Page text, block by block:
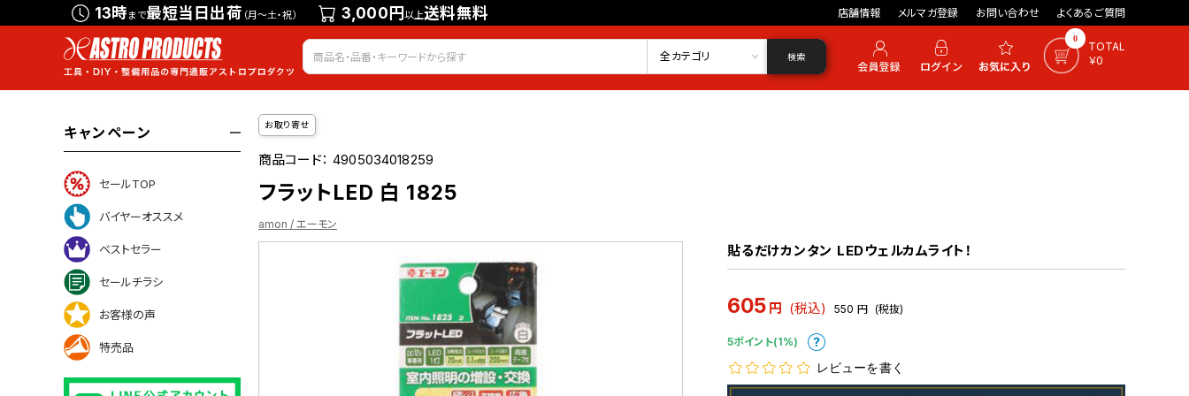
13時まで最短当日出荷 （月～土・祝） 3,000円以上送料無料 店舗情報 メルマガ登録 お問い合わせ よくあるご質問
会員登録 ログイン お気に入り 0
TOTAL
￥0
全カテゴリ 検索
キャンペーン
セールTOP
バイヤーオススメ
ベストセラー
セールチラシ
お客様の声
特売品
お取り寄せ
商品コード：4905034018259
フラットLED 白 1825
amon / エーモン
貼るだけカンタン LEDウェルカムライト！
605 円 (税込) 550 円 (税抜)
5ポイント(1%)
レビューを書く